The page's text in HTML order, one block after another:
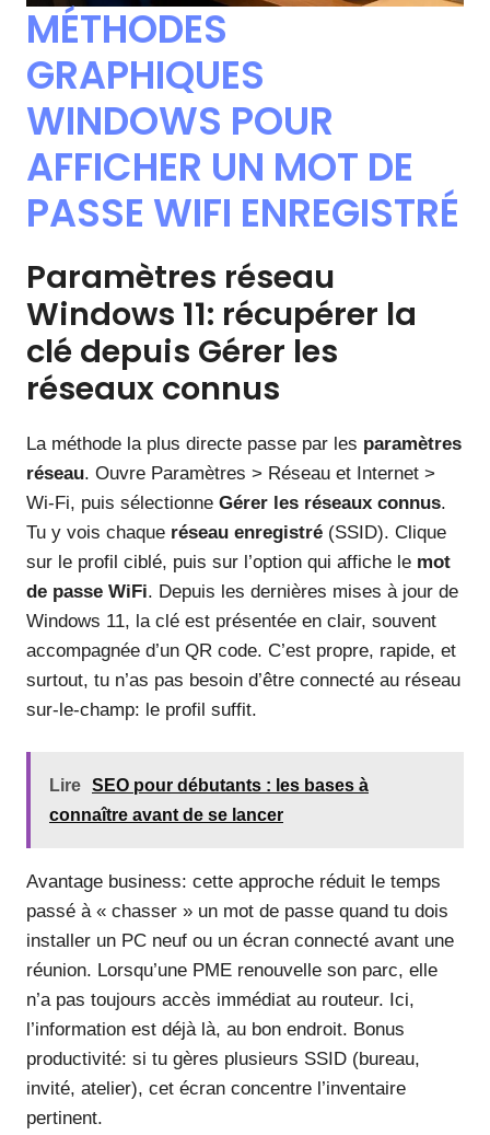
MÉTHODES
GRAPHIQUES
WINDOWS POUR
AFFICHER UN MOT DE
PASSE WIFI ENREGISTRÉ
Paramètres réseau
Windows 11: récupérer la
clé depuis Gérer les
réseaux connus
La méthode la plus directe passe par les paramètres
réseau. Ouvre Paramètres > Réseau et Internet >
Wi‑Fi, puis sélectionne Gérer les réseaux connus.
Tu y vois chaque réseau enregistré (SSID). Clique
sur le profil ciblé, puis sur l’option qui affiche le mot
de passe WiFi. Depuis les dernières mises à jour de
Windows 11, la clé est présentée en clair, souvent
accompagnée d’un QR code. C’est propre, rapide, et
surtout, tu n’as pas besoin d’être connecté au réseau
sur-le-champ: le profil suffit.
Lire SEO pour débutants : les bases à
connaître avant de se lancer
Avantage business: cette approche réduit le temps
passé à « chasser » un mot de passe quand tu dois
installer un PC neuf ou un écran connecté avant une
réunion. Lorsqu’une PME renouvelle son parc, elle
n’a pas toujours accès immédiat au routeur. Ici,
l’information est déjà là, au bon endroit. Bonus
productivité: si tu gères plusieurs SSID (bureau,
invité, atelier), cet écran concentre l’inventaire
pertinent.